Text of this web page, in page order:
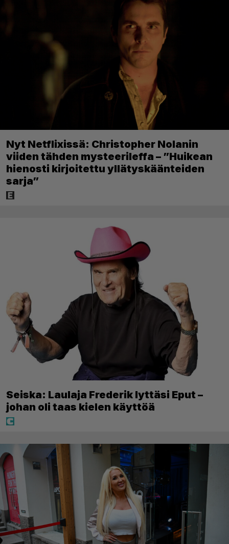
Nyt Netflixissä: Christopher Nolanin
viiden tähden mysteerileffa – ”Huikean
hienosti kirjoitettu yllätyskäänteiden
sarja”
Seiska: Laulaja Frederik lyttäsi Eput –
johan oli taas kielen käyttöä